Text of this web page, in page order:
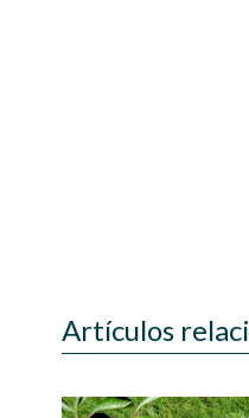
Artículos